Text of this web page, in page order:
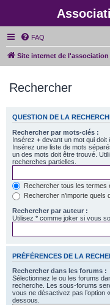
FAQ
Site internet de l'association
Rechercher
QUESTION DE LA
Rechercher par mots-clés :
Insérez + devant un mot qui doit
Insérez une liste de mots
un des mots doit être trouvé.
recherches partielles.
Rechercher tous les termes
Rechercher n’importe quels
Rechercher par auteur :
Utilisez * comme joker si vous
PRÉFÉRENCES DE LA
Rechercher dans les forums :
Sélectionnez le ou les forums
recherche. Les sous-forums
vous ne désactivez pas
dessous.